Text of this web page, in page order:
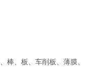
、板、车削板、薄膜、